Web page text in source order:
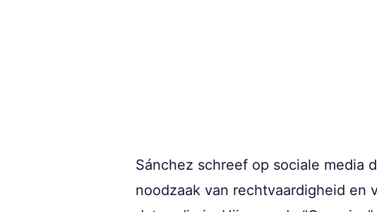
Sánchez schreef op sociale media
noodzaak van rechtvaardigheid en